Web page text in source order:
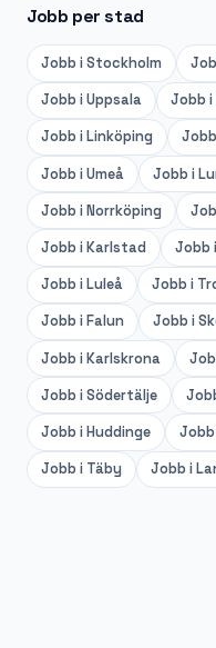
Jobb per stad
Jobb iStockholm
Jobb iUppsala Jobb i
Jobb iLinköping
Jobb iUmeå Jobb i
Jobb iNorrköping
Jobb iKarlstad Jobb i
Jobb iLuleå Jobb i
Jobb iFalun Jobb i
Jobb iKarlskrona
Jobb iSödertälje
Jobb iHuddinge
Jobb i Täby Jobb i